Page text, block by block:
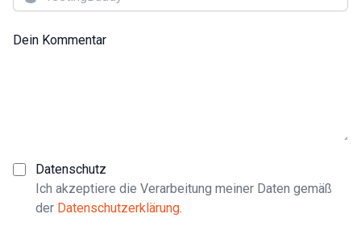
Dein Kommentar
Datenschutz
Ich akzeptiere die Verarbeitung meiner Daten gemäß
der Datenschutzerklärung.